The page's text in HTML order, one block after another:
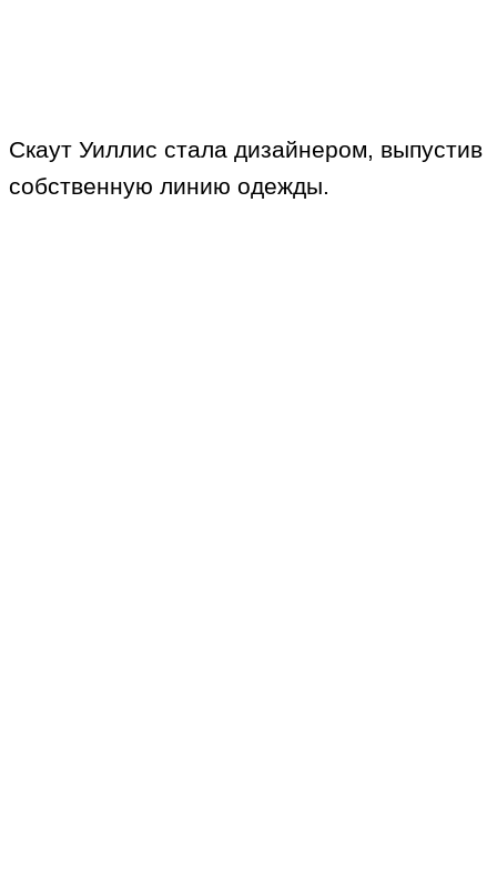
Скаут Уиллис стала дизайнером, выпустив
собственную линию одежды.